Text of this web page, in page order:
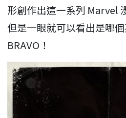
形創作出這一系列 Marvel
但是一眼就可以看出是哪個
BRAVO！